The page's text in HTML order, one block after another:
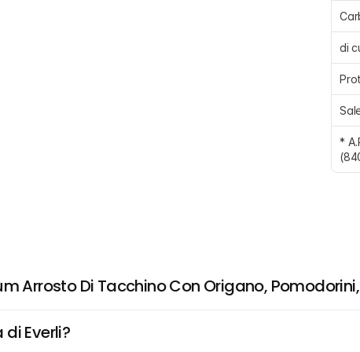
di
*
Arrosto Di Tacchino Con Origano,
Everli?